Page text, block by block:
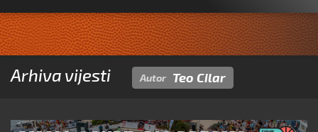
Arhiva vijesti Autor Teo Cilar